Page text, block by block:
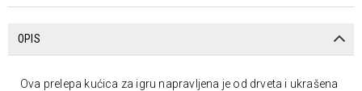
OPIS
Ova prelepa kućica za igru napravljena je od drveta i ukrašena